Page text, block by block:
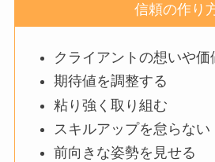
信頼の作り
クライアントの想いや
期待値を調整する
粘り強く取り組む
スキルアップを怠らない
前向きな姿勢を見せる